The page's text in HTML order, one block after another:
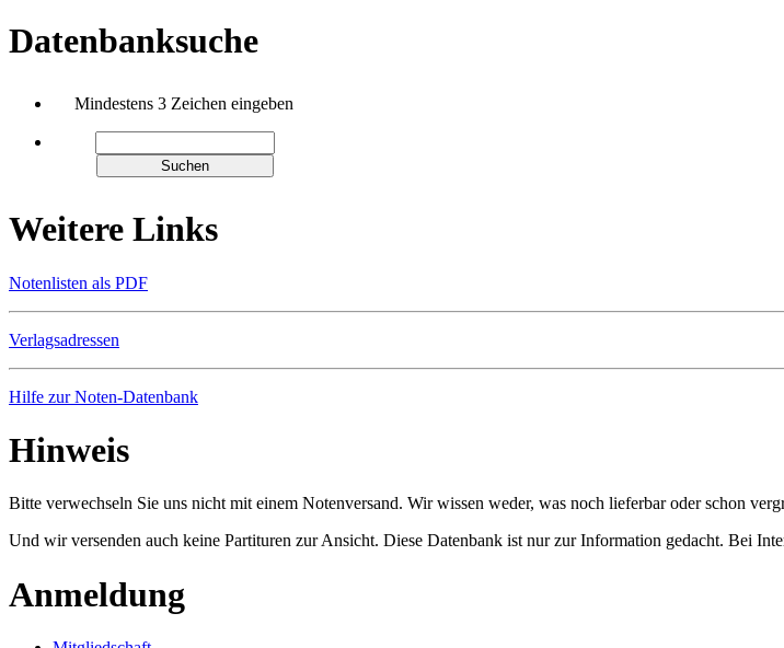
Datenbanksuche
Mindestens 3 Zeichen eingeben
Weitere Links
Notenlisten als PDF
Verlagsadressen
Hilfe zur Noten-Datenbank
Hinweis
Bitte verwechseln Sie uns nicht mit einem Notenversand. Wir wissen weder, was noch lieferbar oder schon
Und wir versenden auch keine Partituren zur Ansicht. Diese Datenbank ist nur zur Information gedacht. Bei
Anmeldung